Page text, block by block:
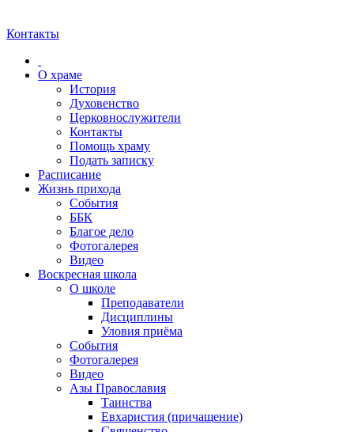
Контакты
О храме
История
Духовенство
Церковнослужители
Контакты
Помощь храму
Подать записку
Расписание
Жизнь прихода
События
ББК
Благое дело
Фотогалерея
Видео
Воскресная школа
О школе
Преподаватели
Дисциплины
Уловия приёма
События
Фотогалерея
Видео
Азы Православия
Таинства
Евхаристия (причащение)